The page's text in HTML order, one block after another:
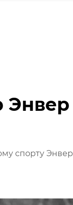
Энвер
спорту Энвер